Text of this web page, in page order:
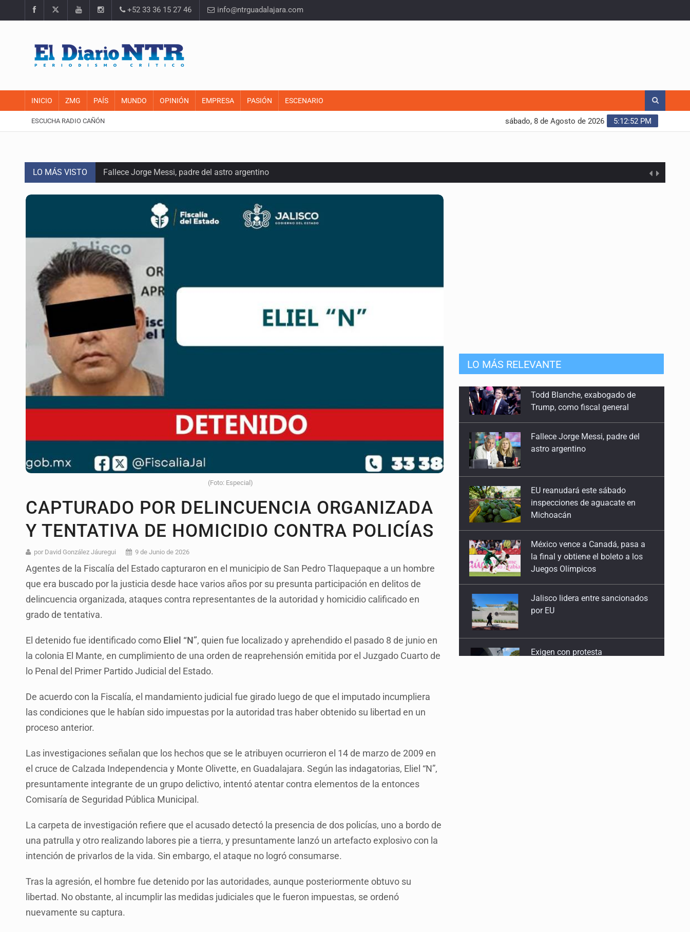
+52 33 36 15 27 46 info@ntrguadalajara.com
INICIO ZMG PAÍS MUNDO OPINIÓN EMPRESA PASIÓN ESCENARIO
ESCUCHA RADIO CAÑÓN 5:12:53 PM
sábado, 8 de Agosto de 2026
LO MÁS VISTO Fallece Jorge Messi, padre del astro argentino
EU reanudará este sábado inspecciones de aguacate en Michoacán
México vence a Canadá, pasa a la final y obtiene el boleto a los Juegos Olímpicos
Jalisco lidera entre sancionados por EU
Avalan rebaja del Siapa para 203 colonias
Realizan primera boda de personas sordas en Zapopan
Entrega apoyos a afectados por lluvias en Oblatos
Accidentes resaltan en causas de muerte
El Senado de EE.UU. confirma a Todd Blanche, exabogado de Trump, como fiscal general
(Foto: Especial)
CAPTURADO POR DELINCUENCIA ORGANIZADA
Y TENTATIVA DE HOMICIDIO CONTRA POLICÍAS
por David González Jáuregui 9 de Junio de 2026
Agentes de la Fiscalía del Estado capturaron en el municipio de San Pedro Tlaquepaque a un hombre
que era buscado por la justicia desde hace varios años por su presunta participación en delitos de
delincuencia organizada, ataques contra representantes de la autoridad y homicidio calificado en
grado de tentativa.
El detenido fue identificado como Eliel “N”, quien fue localizado y aprehendido el pasado 8 de junio en
la colonia El Mante, en cumplimiento de una orden de reaprehensión emitida por el Juzgado Cuarto de
lo Penal del Primer Partido Judicial del Estado.
De acuerdo con la Fiscalía, el mandamiento judicial fue girado luego de que el imputado incumpliera
las condiciones que le habían sido impuestas por la autoridad tras haber obtenido su libertad en un
proceso anterior.
Las investigaciones señalan que los hechos que se le atribuyen ocurrieron el 14 de marzo de 2009 en
el cruce de Calzada Independencia y Monte Olivette, en Guadalajara. Según las indagatorias, Eliel “N”,
presuntamente integrante de un grupo delictivo, intentó atentar contra elementos de la entonces
Comisaría de Seguridad Pública Municipal.
La carpeta de investigación refiere que el acusado detectó la presencia de dos policías, uno a bordo de
una patrulla y otro realizando labores pie a tierra, y presuntamente lanzó un artefacto explosivo con la
intención de privarlos de la vida. Sin embargo, el ataque no logró consumarse.
Tras la agresión, el hombre fue detenido por las autoridades, aunque posteriormente obtuvo su
libertad. No obstante, al incumplir las medidas judiciales que le fueron impuestas, se ordenó
nuevamente su captura.
LO MÁS RELEVANTE
Fallece Jorge Messi, padre del
astro argentino
EU reanudará este sábado
Michoacán
México vence a Canadá, pasa a
la final y obtiene el boleto a los
Juegos Olímpicos
Jalisco lidera entre sancionados
por EU
Exigen con protesta